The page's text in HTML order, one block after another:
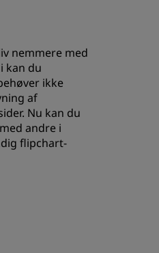
nemmere med
kan du
ikke
af
Nu kan du
andre i
flipchart-